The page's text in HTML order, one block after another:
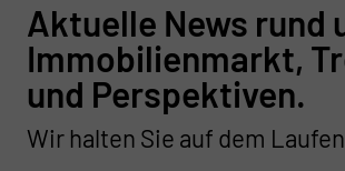
Aktuelle News rund
Immobilienmarkt,
und Perspektiven.
Wir halten Sie auf dem